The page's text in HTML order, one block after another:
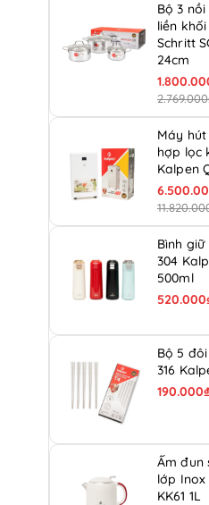
Bộ 3
liền
Schritt
24cm
Máy
hợp lọc
Kalpen
Bình
304
500ml
Bộ 5
316
190.000₫
Ấm đun
lớp Inox
KK61 1L